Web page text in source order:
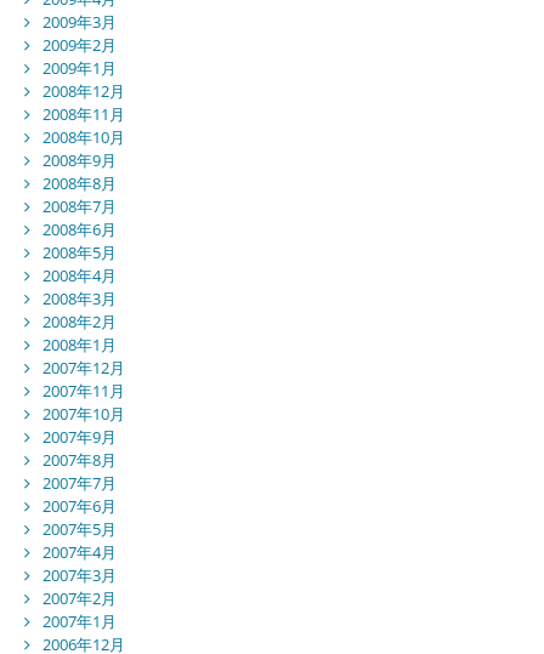
2009年3月
2009年2月
2009年1月
2008年12月
2008年11月
2008年10月
2008年9月
2008年8月
2008年7月
2008年6月
2008年5月
2008年4月
2008年3月
2008年2月
2008年1月
2007年12月
2007年11月
2007年10月
2007年9月
2007年8月
2007年7月
2007年6月
2007年5月
2007年4月
2007年3月
2007年2月
2007年1月
2006年12月